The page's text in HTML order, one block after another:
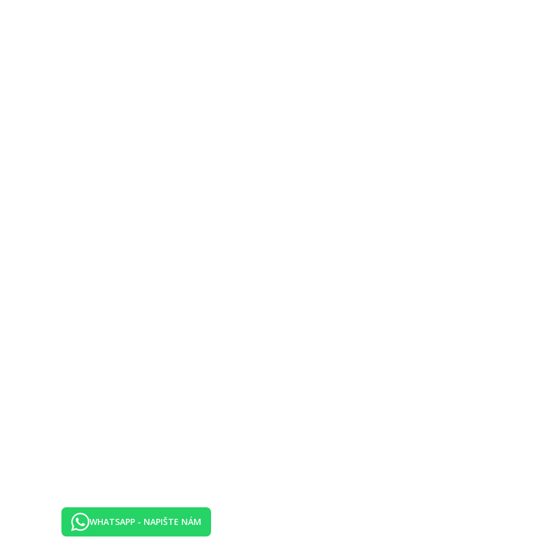
WC, balkon nebo terasa
množství restaurací, barů a nákupních možností.
bufetu
hotelem a mohou se změnit
jsou za poplatek.
dětská postýlka na vyžádání zdarma.
WHATSAPP - NAPIŠTE NÁM